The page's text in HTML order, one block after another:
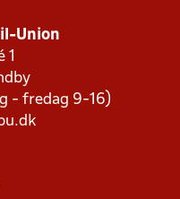
Union
1
- fredag 9-16)